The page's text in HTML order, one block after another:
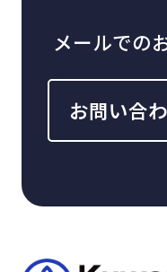
メールでの
お問い合